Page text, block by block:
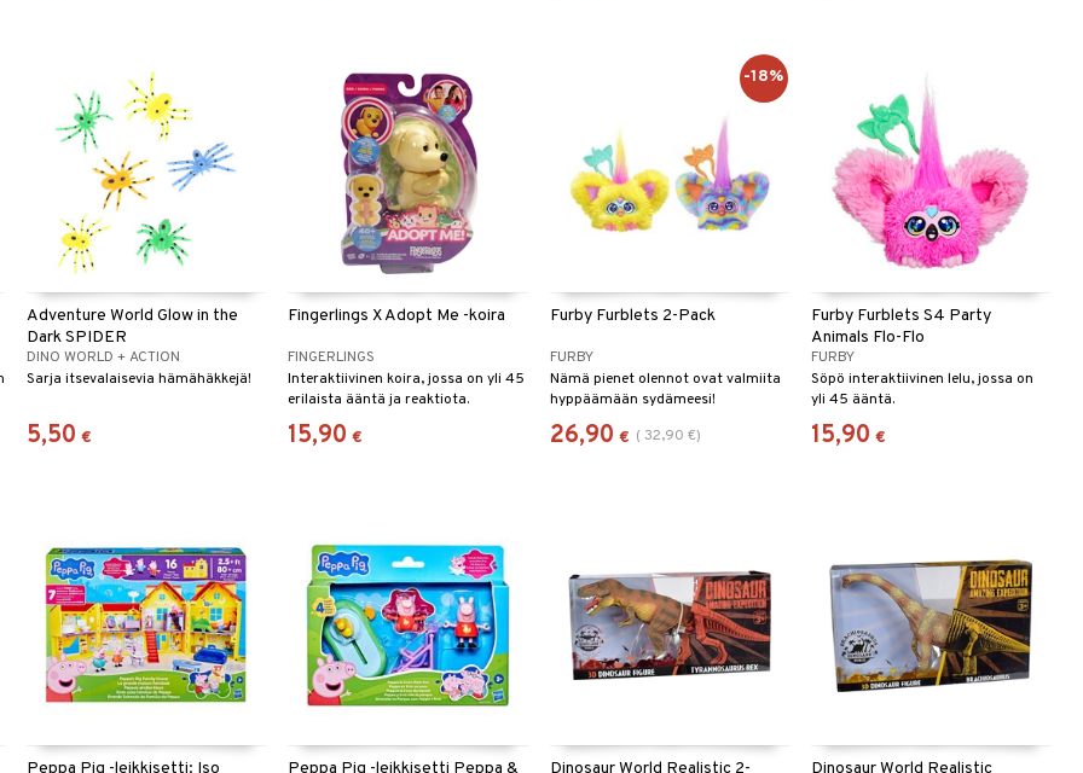
Adventure World Glow in the
Dark SPIDER
DINO WORLD + ACTION
Sarja itsevalaisevia hämähäkkejä!
5,50 €
Fingerlings X Adopt Me -koira
FINGERLINGS
Interaktiivinen koira, jossa on yli 45
erilaista ääntä ja reaktiota.
15,90 €
Furby Furblets 2-Pack
FURBY
Nämä pienet olennot ovat valmiita
hyppäämään sydämeesi!
26,90 € ( 32,90 €)
-18%
Furby Furblets S4 Party
Animals Flo-Flo
FURBY
Söpö interaktiivinen lelu, jossa on
yli 45 ääntä.
15,90 €
Peppa Pig -leikkisetti: Iso Peppa Pig -leikkisetti Peppa & Dinosaur World Realistic 2- Dinosaur World Realistic